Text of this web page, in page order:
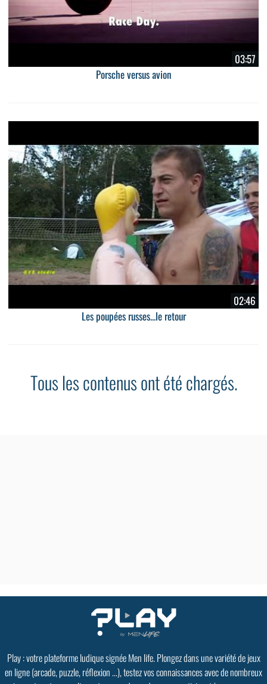
03:57
Porsche versus avion
02:46
Les poupées russes...le retour
Tous les contenus ont été chargés.
Play : votre plateforme ludique signée Men life. Plongez dans une variété de jeux
en ligne (arcade, puzzle, réflexion ...), testez vos connaissances avec de nombreux